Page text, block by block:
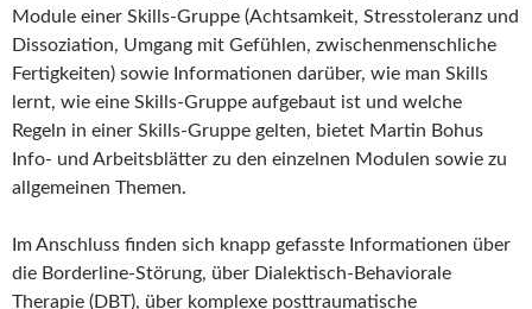
Module einer Skills-Gruppe (Achtsamkeit, Stresstoleranz und
Dissoziation, Umgang mit Gefühlen, zwischenmenschliche
Fertigkeiten) sowie Informationen darüber, wie man Skills
lernt, wie eine Skills-Gruppe aufgebaut ist und welche
Regeln in einer Skills-Gruppe gelten, bietet Martin Bohus
Info- und Arbeitsblätter zu den einzelnen Modulen sowie zu
allgemeinen Themen.
Im Anschluss finden sich knapp gefasste Informationen über
die Borderline-Störung, über Dialektisch-Behaviorale
Therapie (DBT), über komplexe posttraumatische